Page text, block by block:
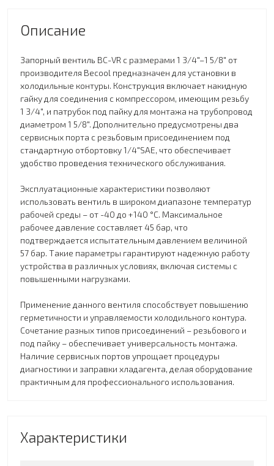
Описание
Запорный вентиль BC-VR с размерами 1 3/4"–1 5/8" от
производителя Becool предназначен для установки в
холодильные контуры. Конструкция включает накидную
гайку для соединения с компрессором, имеющим резьбу
1 3/4", и патрубок под пайку для монтажа на трубопровод
диаметром 1 5/8". Дополнительно предусмотрены два
сервисных порта с резьбовым присоединением под
стандартную отбортовку 1/4"SAE, что обеспечивает
удобство проведения технического обслуживания.
Эксплуатационные характеристики позволяют
использовать вентиль в широком диапазоне температур
рабочей среды – от -40 до +140 °C. Максимальное
рабочее давление составляет 45 бар, что
подтверждается испытательным давлением величиной
57 бар. Такие параметры гарантируют надежную работу
устройства в различных условиях, включая системы с
повышенными нагрузками.
Применение данного вентиля способствует повышению
герметичности и управляемости холодильного контура.
Сочетание разных типов присоединений – резьбового и
под пайку – обеспечивает универсальность монтажа.
Наличие сервисных портов упрощает процедуры
диагностики и заправки хладагента, делая оборудование
практичным для профессионального использования.
Характеристики